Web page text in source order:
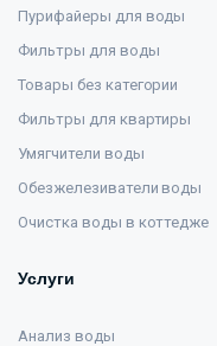
Пурифайеры для воды
Фильтры для воды
Товары без категории
Фильтры для квартиры
Умягчители воды
Обезжелезиватели воды
Очистка воды в коттедже
Услуги
Анализ воды